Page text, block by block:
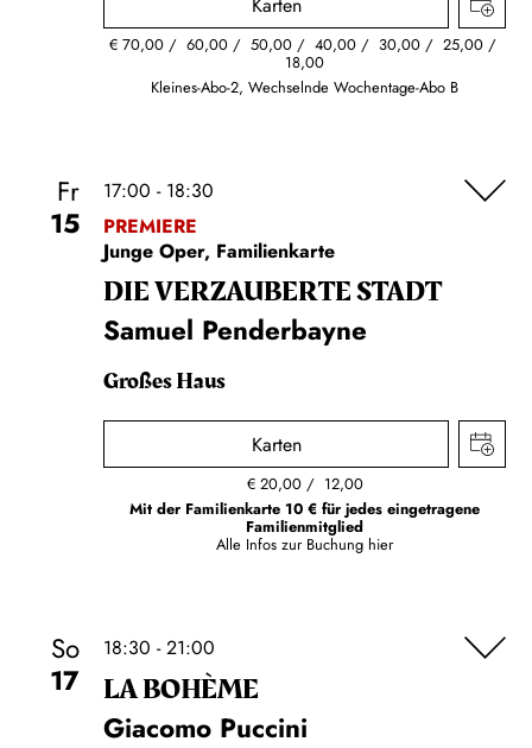
€ 70,00 60,00 50,00 40,00 30,00 25,00
18,00
Kleines-Abo-2, Wechselnde Wochentage-Abo B
Fr
15
17:00 - 18:30
PREMIERE
Junge Oper, Familienkarte
DIE VERZAUBERTE STADT
Samuel Penderbayne
Großes Haus
Karten
€ 20,00
12,00
Mit der Familienkarte 10 € für jedes eingetragene
Familienmitglied
Alle Infos zur Buchung hier
So
17
18:30 - 21:00
LA BOHÈME
Giacomo Puccini